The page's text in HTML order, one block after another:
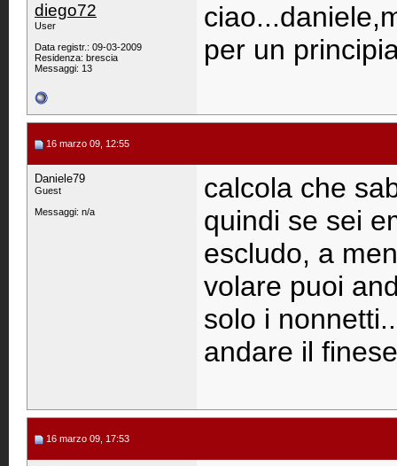
diego72
User
Data registr.: 09-03-2009
Residenza: brescia
Messaggi: 13
per un
16 marzo 09, 12:55
Daniele79
Guest
Messaggi: n/a
calcola che
quindi se sei
escludo, a
volare puoi
solo i
andare il
16 marzo 09, 17:53